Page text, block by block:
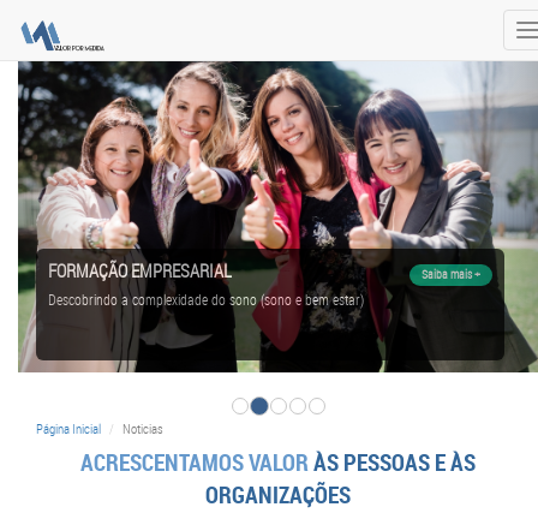
FORMAÇÃO EMPRESARIAL
Descobrindo a complexidade do sono (sono e bem estar)
Saiba mais +
Página Inicial Noticias
ACRESCENTAMOS VALORÀS PESSOAS E ÀS
ORGANIZAÇÕES